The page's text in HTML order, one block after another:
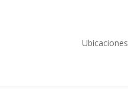
Ubicaciones